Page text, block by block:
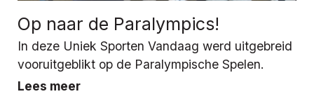
Op naar de Paralympics!
In deze Uniek Sporten Vandaag werd uitgebreid
vooruitgeblikt op de Paralympische Spelen.
Lees meer